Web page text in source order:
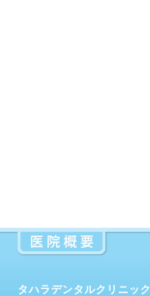
タハラデンタルクリニック